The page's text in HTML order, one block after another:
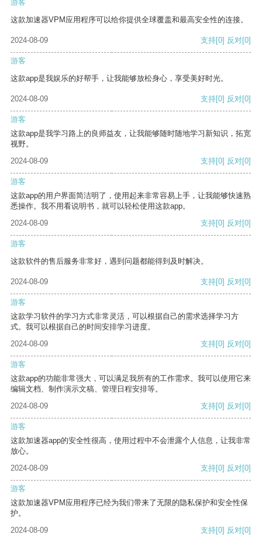
游客
这款加速器VPM应用程序可以给你提供全球覆盖和最高安全性的连接。
2024-08-09 支持[0] 反对[0]
游客
这款app是我娱乐的好帮手，让我能够放松身心，享受美好时光。
2024-08-09 支持[0] 反对[0]
游客
这款app是我学习路上的良师益友，让我能够随时随地学习新知识，拓宽
视野。
2024-08-09
支持[0] 反对[0]
游客
这款app的用户界面简洁明了，使用起来非常容易上手，让我能够快速熟
悉操作。我不用看说明书，就可以轻松使用这款app。
2024-08-09
支持[0] 反对[0]
游客
这款软件的售后服务非常好，遇到问题都能得到及时解决。
2024-08-09 支持[0] 反对[0]
游客
这款学习软件的学习方式非常灵活，可以根据自己的需求选择学习方
式。我可以根据自己的时间安排学习进度。
2024-08-09
支持[0] 反对[0]
游客
这款app的功能非常强大，可以满足我所有的工作需求。我可以使用它来
编辑文档、制作演示文稿、管理日程安排等。
2024-08-09
支持[0] 反对[0]
游客
这款加速器app的安全性很高，使用过程中不会泄露个人信息，让我非常
放心。
2024-08-09
支持[0] 反对[0]
游客
这款加速器VPM应用程序已经为我们带来了无限的隐私保护和安全性保
护。
2024-08-09
支持[0] 反对[0]